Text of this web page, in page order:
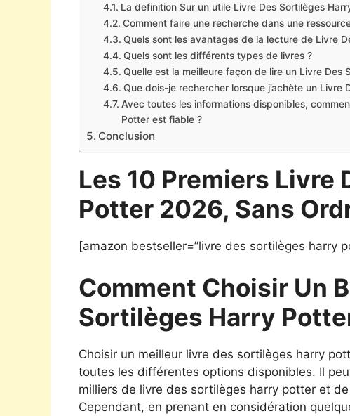
La definition Sur un utile Livre Des Sortilèges
Comment faire une recherche dans une
Quels sont les avantages de la lecture de Livre
Quels sont les différents types de livres ?
Quelle est la meilleure façon de lire un Livre Des
Que dois-je rechercher lorsque j’achète un Livre
Avec toutes les informations disponibles,
Potter est fiable ?
Conclusion
Les 10 Premiers Livre
Potter 2026, Sans
[amazon bestseller=”livre des sortilèges harry
Comment Choisir Un
Sortilèges Harry
Choisir un meilleur livre des sortilèges harry
toutes les différentes options disponibles. Il
milliers de livre des sortilèges harry potter et
Cependant, en prenant en considération